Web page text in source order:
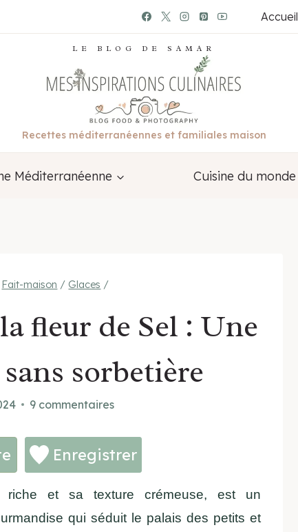
Accueil
LE BLOG DE SAMAR
Recettes méditerranéennes et familiales maison
Méditerranéenne Cuisine du monde
Fait-maison / Glaces /
fleur de Sel : Une
sorbetière
9 commentaires
Enregistrer
et sa texture crémeuse, est un
qui séduit le palais des petits et